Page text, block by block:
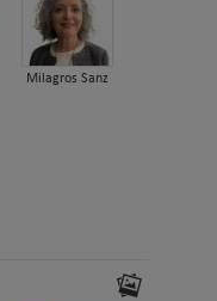
Milagros Sanz